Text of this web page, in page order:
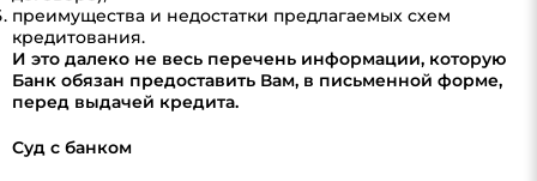
преимущества и недостатки предлагаемых схем
кредитования.
И это далеко не весь перечень информации, которую
Банк обязан предоставить Вам, в письменной форме,
перед выдачей кредита.
Суд с банком